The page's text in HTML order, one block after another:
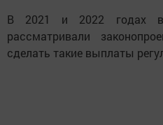
В 2021 и 2022 годах в
рассматривали
сделать такие выплаты